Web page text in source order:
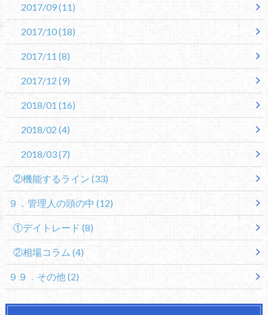
2017/09(11)
2017/10(18)
2017/11 (8)
2017/12 (9)
2018/01 (16)
2018/02 (4)
2018/03(7)
②機能するライン (33)
９．管理人の頭の中 (12)
①デイトレード (8)
②相場コラム (4)
９９．その他(2)